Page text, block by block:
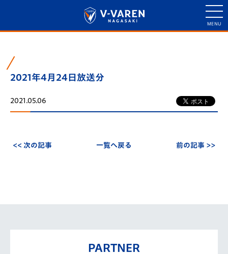
2021年4月24日放送分
2021.05.06
<< 次の記事 一覧へ戻る 前の記事 >>
PARTNER